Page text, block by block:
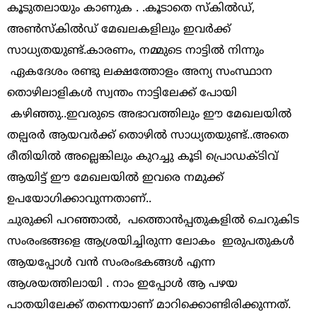
കൂടുതലായും കാണുക . .കൂടാതെ സ്‌കിൽഡ്,
അൺസ്‌കിൽഡ് മേഖലകളിലും ഇവർക്ക്
സാധ്യതയുണ്ട്.കാരണം, നമ്മുടെ നാട്ടിൽ നിന്നും
ഏകദേശം രണ്ടു ലക്ഷത്തോളം അന്യ സംസ്ഥാന
തൊഴിലാളികൾ സ്വന്തം നാട്ടിലേക്ക് പോയി
കഴിഞ്ഞു..ഇവരുടെ അഭാവത്തിലും ഈ മേഖലയിൽ
തല്പരർ ആയവർക്ക് തൊഴിൽ സാധ്യതയുണ്ട്..അതെ
രീതിയിൽ അല്ലെങ്കിലും കുറച്ചു കൂടി പ്രൊഡക്ടിവ്
ആയിട്ട് ഈ മേഖലയിൽ ഇവരെ നമുക്ക്
ഉപയോഗിക്കാവുന്നതാണ്..
ചുരുക്കി പറഞ്ഞാൽ, പത്തൊൻപ്പതുകളിൽ ചെറുകിട
സംരംഭങ്ങളെ ആശ്രയിച്ചിരുന്ന ലോകം ഇരുപതുകൾ
ആയപ്പോൾ വൻ സംരംഭകങ്ങൾ എന്ന
ആശയത്തിലായി . നാം ഇപ്പോൾ ആ പഴയ
പാതയിലേക്ക് തന്നെയാണ് മാറിക്കൊണ്ടിരിക്കുന്നത്.